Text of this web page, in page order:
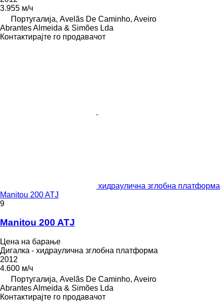
3.955 м/ч
Португалија, Avelãs De Caminho, Aveiro
Abrantes Almeida & Simões Lda
Контактирајте го продавачот
хидраулична зглобна платформа
Manitou 200 ATJ
9
Manitou 200 ATJ
Цена на барање
Дигалка - хидраулична зглобна платформа
2012
4.600 м/ч
Португалија, Avelãs De Caminho, Aveiro
Abrantes Almeida & Simões Lda
Контактирајте го продавачот